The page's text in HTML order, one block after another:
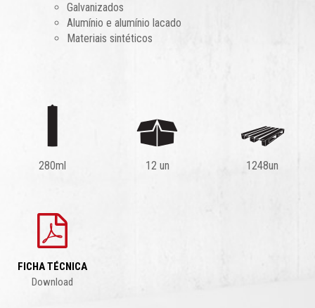
Galvanizados
Alumínio e alumínio lacado
Materiais sintéticos
280ml 12 un 1248un
FICHA TÉCNICA
Download